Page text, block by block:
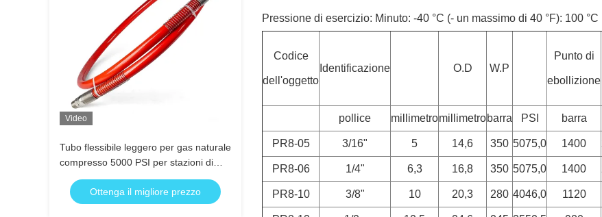
Video
Tubo flessibile leggero per gas naturale
compresso 5000 PSI per stazioni di
servizio
Ottenga il migliore prezzo
Pressione di esercizio: Minuto: -40 °C (- un massimo di 40 °F): 100 °C
Codice
dell'oggetto
Identificazione O.D W.P
Punto di
ebollizione
pollice millimetromillimetrobarra PSI barra
PR8-05 3/16" 5 14,6 350 5075,0 1400
PR8-06 1/4" 6,3 16,8 350 5075,0 1400
PR8-10 3/8" 10 20,3 280 4046,0 1120